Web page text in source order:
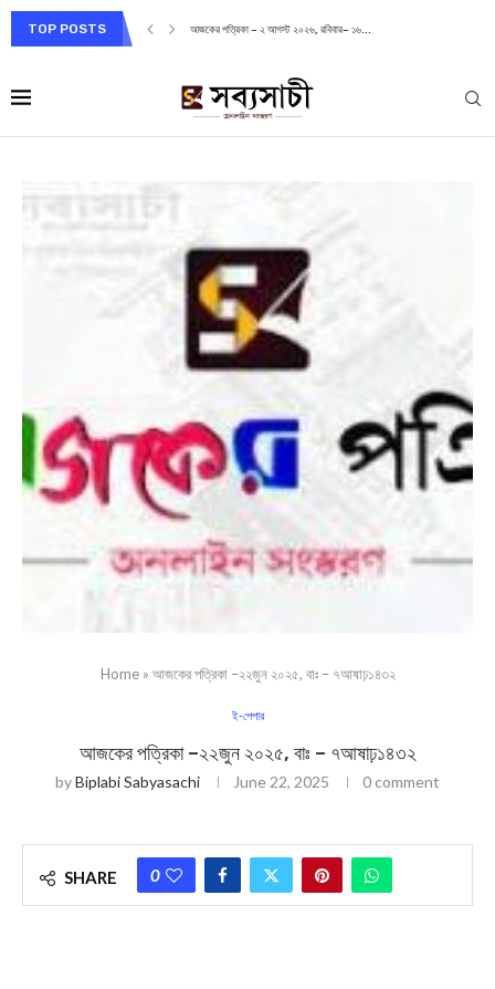
TOP POSTS আজকের পত্রিকা – ২ আগস্ট ২০২৬, রবিবার– ১৬...
Home» আজকের পত্রিকা –২২জুন ২০২৫, বাঃ – ৭আষাঢ়১৪৩২
ই-পেপার
আজকের পত্রিকা –২২জুন ২০২৫, বাঃ – ৭আষাঢ়১৪৩২
byBiplabi Sabyasachi June 22, 2025 0 comment
SHARE 0